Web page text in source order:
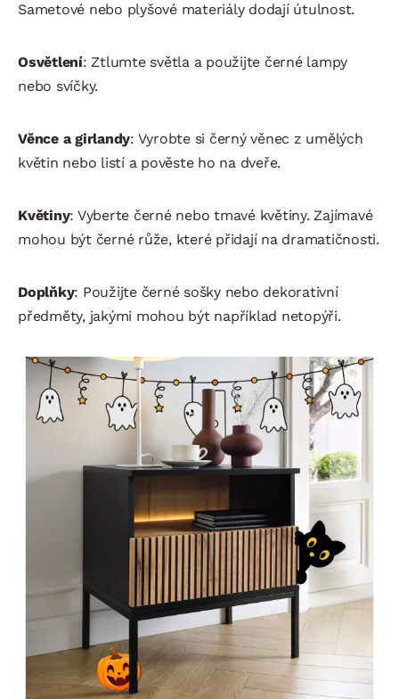
Sametové nebo plyšové materiály dodají útulnost.
Osvětlení: Ztlumte světla a použijte černé lampy
nebo svíčky.
Věnce a girlandy: Vyrobte si černý věnec z umělých
květin nebo listí a pověste ho na dveře.
Květiny: Vyberte černé nebo tmavé květiny. Zajímavé
mohou být černé růže, které přidají na dramatičnosti.
Doplňky: Použijte černé sošky nebo dekorativní
předměty, jakými mohou být například netopýři.